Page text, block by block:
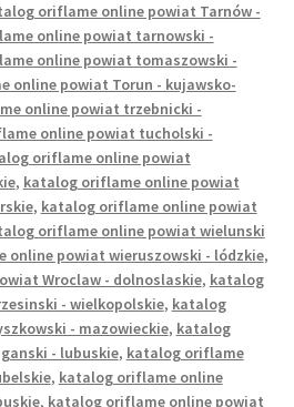
oriflame online powiat Tarnów -
online powiat tarnowski -
online powiat tomaszowski -
online powiat Torun - kujawsko-
online powiat trzebnicki -
online powiat tucholski -
oriflame online powiat
, katalog oriflame online powiat
, katalog oriflame online powiat
oriflame online powiat wielunski
online powiat wieruszowski - lódzkie,
Wroclaw - dolnoslaskie, katalog
- wielkopolskie, katalog
- mazowieckie, katalog
- lubuskie, katalog oriflame
, katalog oriflame online
, katalog oriflame online powiat